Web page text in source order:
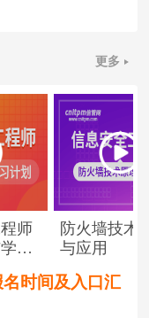
更多
师
习
防火墙技术
与应用
时间及入口汇